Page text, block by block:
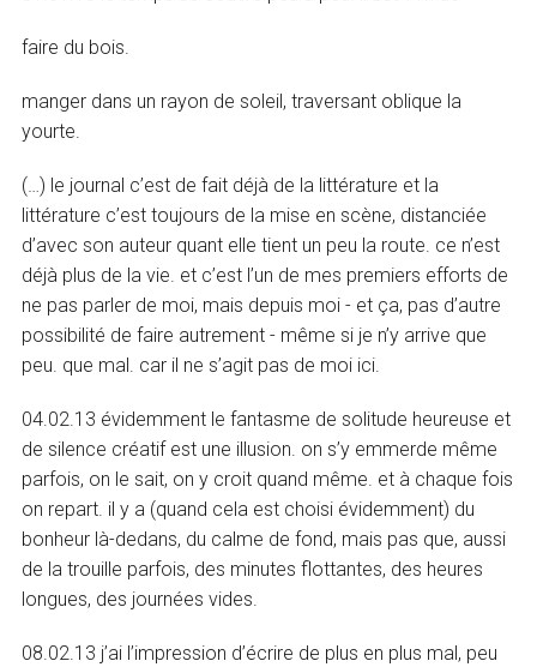
faire du bois.
manger dans un rayon de soleil, traversant oblique la
yourte.
(…) le journal c’est de fait déjà de la littérature et la
littérature c’est toujours de la mise en scène, distanciée
d’avec son auteur quant elle tient un peu la route. ce n’est
déjà plus de la vie. et c’est l’un de mes premiers efforts de
ne pas parler de moi, mais depuis moi - et ça, pas d’autre
possibilité de faire autrement - même si je n’y arrive que
peu. que mal. car il ne s’agit pas de moi ici.
04.02.13 évidemment le fantasme de solitude heureuse et
de silence créatif est une illusion. on s’y emmerde même
parfois, on le sait, on y croit quand même. et à chaque fois
on repart. il y a (quand cela est choisi évidemment) du
bonheur là-dedans, du calme de fond, mais pas que, aussi
de la trouille parfois, des minutes flottantes, des heures
longues, des journées vides.
08.02.13 j’ai l’impression d’écrire de plus en plus mal, peu